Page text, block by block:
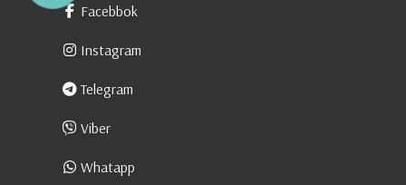
Facebbok
Instagram
Telegram
Viber
Whatapp